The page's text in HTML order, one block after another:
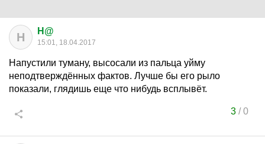
H H@
15:01, 18.04.2017
Напустили туману, высосали из пальца уйму
неподтверждённых фактов. Лучше бы его рыло
показали, глядишь еще что нибудь всплывёт.
3/0